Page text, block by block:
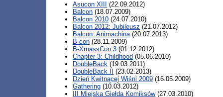
Asucon XIII
(22.09.2012)
Balcon (18.07.2009)
Balcon 2010 (24.07.2010)
Balcon 2012: Jubileusz (21.07.2012)
Balcon: Animachina(20.07.2013)
B-con (28.11.2009)
B-XmassCon 3 (01.12.2012)
Chapter 3: Childhood (05.06.2010)
DoubleBack (19.03.2011)
DoubleBack II
(23.02.2013)
Dzień Kwitnącej Wiśni 2009 (16.05.2009)
Gathering (10.03.2012)
III Miejska Giełda Komiksów(27.03.2010)